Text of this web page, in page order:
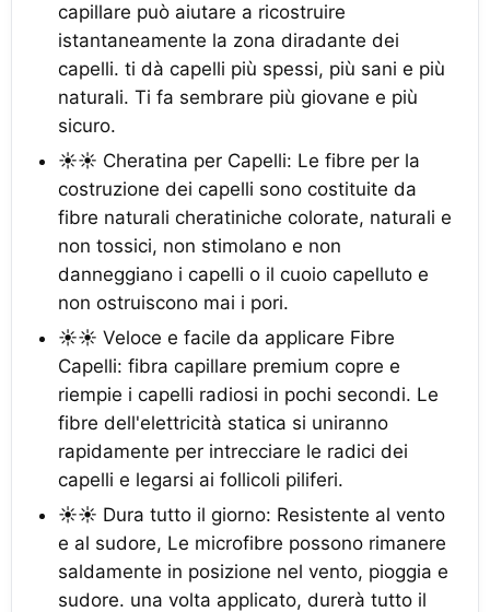
capillare può aiutare a ricostruire
istantaneamente la zona diradante dei
capelli. ti dà capelli più spessi, più sani e più
naturali. Ti fa sembrare più giovane e più
sicuro.
☀☀ Cheratina per Capelli: Le fibre per la
costruzione dei capelli sono costituite da
fibre naturali cheratiniche colorate, naturali e
non tossici, non stimolano e non
danneggiano i capelli o il cuoio capelluto e
non ostruiscono mai i pori.
☀☀ Veloce e facile da applicare Fibre
Capelli: fibra capillare premium copre e
riempie i capelli radiosi in pochi secondi. Le
fibre dell'elettricità statica si uniranno
rapidamente per intrecciare le radici dei
capelli e legarsi ai follicoli piliferi.
☀☀ Dura tutto il giorno: Resistente al vento
e al sudore, Le microfibre possono rimanere
saldamente in posizione nel vento, pioggia e
sudore. una volta applicato, durerà tutto il